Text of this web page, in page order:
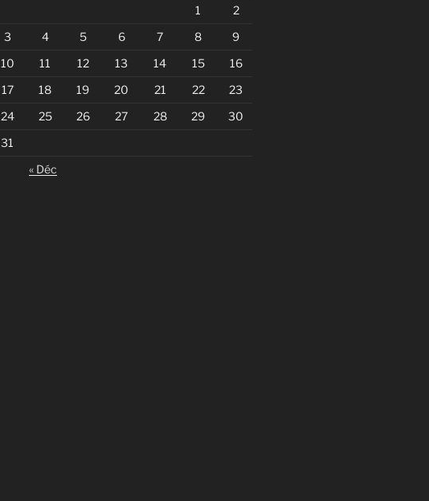
1
2
3
4 5 6 7 8
9
10
11 12 13 14 15
16
17
18 19 20 21 22
23
24
25 26 27 28 29
30
31
« Déc